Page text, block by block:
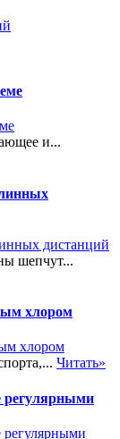
и...
шепчут...
хлором
Читать»
регулярными